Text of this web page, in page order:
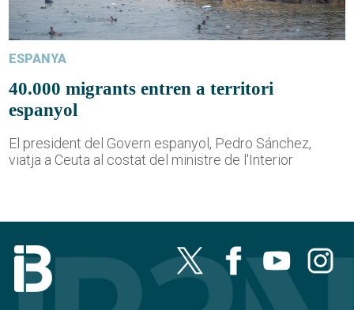
ESPANYA
40.000 migrants entren a territori
espanyol
El president del Govern espanyol, Pedro Sánchez,
viatja a Ceuta al costat del ministre de l'Interior